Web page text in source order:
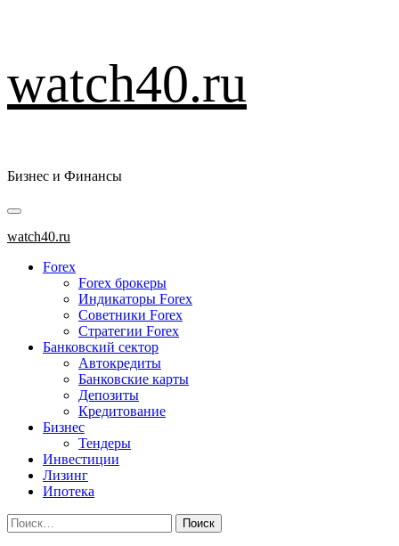
к
содержимому
watch40.ru
Бизнес и Финансы
Основное
меню
watch40.ru
Forex
Forex брокеры
Индикаторы Forex
Советники Forex
Стратегии Forex
Банковский сектор
Автокредиты
Банковские карты
Депозиты
Кредитование
Бизнес
Тендеры
Инвестиции
Лизинг
Ипотека
Найти: